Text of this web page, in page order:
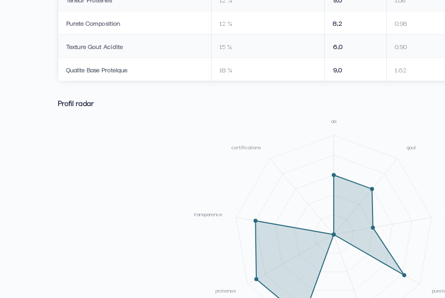
Purete Composition 12 % 8,2 0.98
Texture Gout Acidite 15 % 6,0 0.90
Qualite Base Proteique 18 % 9,0 1.62
Profil radar
aa
gout
proteines
transparence
certifications